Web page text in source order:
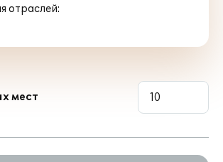
«Омега: Управление
количество
лицензий на
на платформу
8», а также лицензию
8».
отраслей:
мест